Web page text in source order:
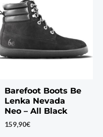
Barefoot Boots Be
Lenka Nevada
Neo – All Black
159,90€